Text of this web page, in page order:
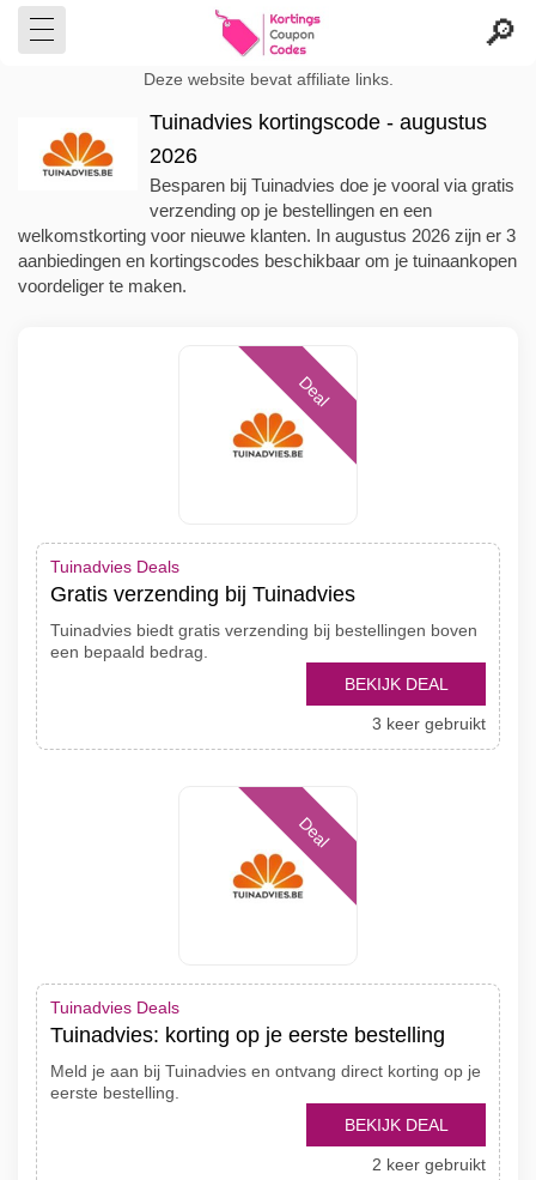
Deze website bevat affiliate links.
Tuinadvies kortingscode - augustus
2026
Besparen bij Tuinadvies doe je vooral via gratis
verzending op je bestellingen en een
welkomstkorting voor nieuwe klanten. In augustus 2026 zijn er 3
aanbiedingen en kortingscodes beschikbaar om je tuinaankopen
voordeliger te maken.
Deal
Tuinadvies Deals
Gratis verzending bij Tuinadvies
Tuinadvies biedt gratis verzending bij bestellingen boven
een bepaald bedrag.
BEKIJK DEAL
3 keer gebruikt
Deal
Tuinadvies Deals
Tuinadvies: korting op je eerste bestelling
Meld je aan bij Tuinadvies en ontvang direct korting op je
eerste bestelling.
BEKIJK DEAL
2 keer gebruikt